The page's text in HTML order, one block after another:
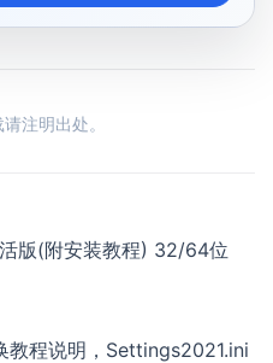
注明出处。
版(附安装教程) 32/64位
教程说明，Settings2021.ini